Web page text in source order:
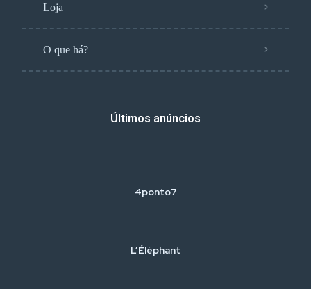
Loja
O que há?
Últimos anúncios
4ponto7
L’Éléphant